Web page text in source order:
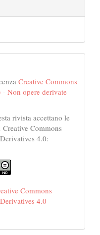
Creative Commons
Non opere derivate
rivista accettano le
Commons
4.0:
Commons
4.0